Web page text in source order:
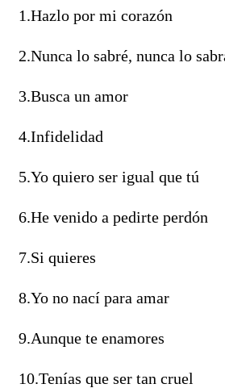
1.Hazlo por mi corazón
2.Nunca lo sabré, nunca lo
3.Busca un amor
4.Infidelidad
5.Yo quiero ser igual que tú
6.He venido a pedirte perdón
7.Si quieres
8.Yo no nací para amar
9.Aunque te enamores
10.Tenías que ser tan cruel